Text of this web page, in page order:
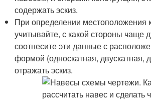
содержать эскиз.
При определении местоположения
учитывайте, с какой стороны чаще
соотнесите эти данные с
формой (односкатная, двускатная,
отражать эскиз.